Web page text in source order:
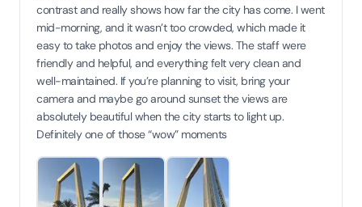
contrast and really shows how far the city has come. I went
mid-morning, and it wasn’t too crowded, which made it
easy to take photos and enjoy the views. The staff were
friendly and helpful, and everything felt very clean and
well-maintained. If you’re planning to visit, bring your
camera and maybe go around sunset the views are
absolutely beautiful when the city starts to light up.
Definitely one of those “wow” moments